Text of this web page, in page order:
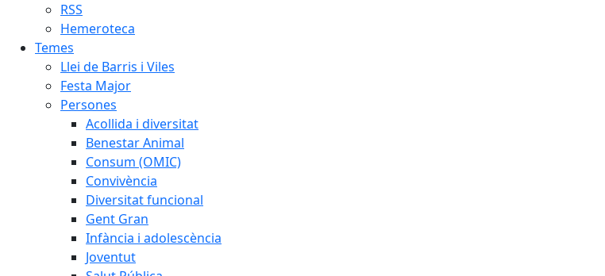
RSS
Hemeroteca
Temes
Llei de Barris i Viles
Festa Major
Persones
Acollida i diversitat
Benestar Animal
Consum (OMIC)
Convivència
Diversitat funcional
Gent Gran
Infància i adolescència
Joventut